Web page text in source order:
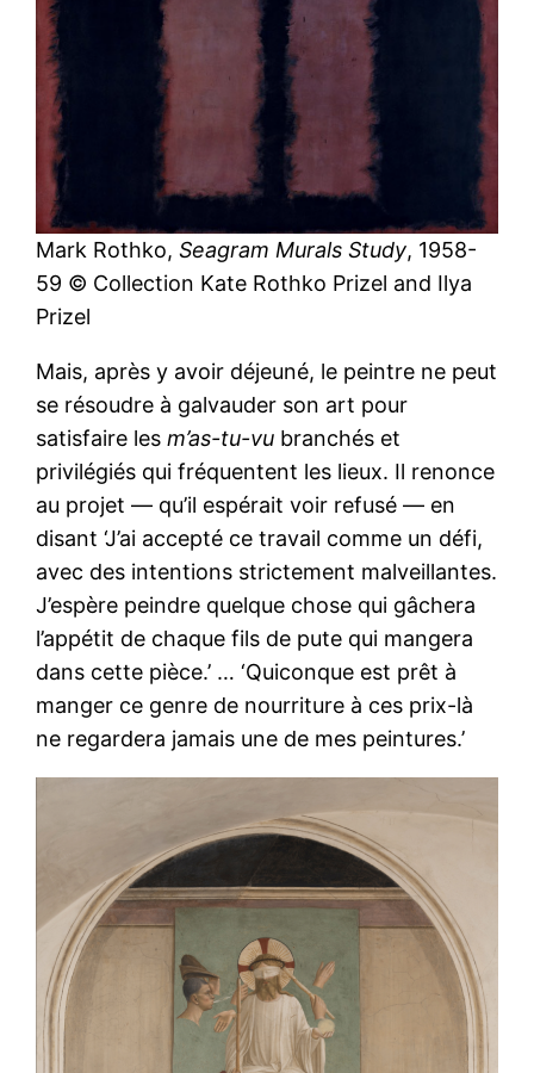
Mark Rothko,Seagram Murals Study, 1958-
59 © Collection Kate Rothko Prizel and Ilya
Prizel
Mais, après y avoir déjeuné, le peintre ne peut
se résoudre à galvauder son art pour
satisfaire lesm’as-tu-vu branchés et
privilégiés qui fréquentent les lieux. Il renonce
au projet — qu’il espérait voir refusé — en
disant ‘J’ai accepté ce travail comme un défi,
avec des intentions strictement malveillantes.
J’espère peindre quelque chose qui gâchera
l’appétit de chaque fils de pute qui mangera
dans cette pièce.’ … ‘Quiconque est prêt à
manger ce genre de nourriture à ces prix-là
ne regardera jamais une de mes peintures.’